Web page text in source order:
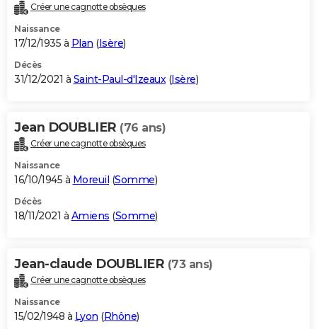
Créer une cagnotte obsèques
Naissance
17/12/1935 à Plan (Isère)
Décès
31/12/2021 à Saint-Paul-d'Izeaux(Isère)
Jean DOUBLIER (76 ans)
Créer une cagnotte obsèques
Naissance
16/10/1945 à Moreuil (Somme)
Décès
18/11/2021 à Amiens (Somme)
Jean-claude DOUBLIER (73 ans)
Créer une cagnotte obsèques
Naissance
15/02/1948 à Lyon (Rhône)